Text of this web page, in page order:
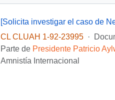
[Solicita investigar el caso de
CL CLUAH 1-92-23995
·
Parte de Presidente Patricio
Amnistía Internacional